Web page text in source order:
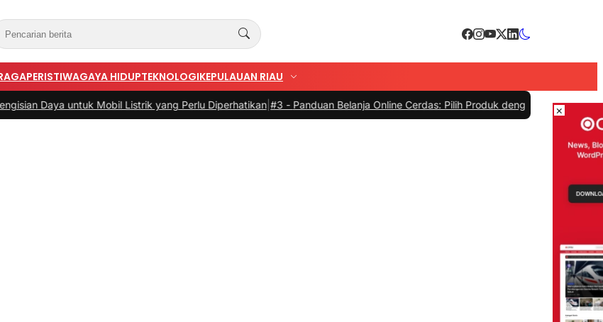
PERISTIWAGAYA HIDUPTEKNOLOGIKEPULAUAN RIAU
untuk Mobil Listrik yang Perlu Diperhatikan|#3 -Panduan Belanja Online Cerdas: Pilih Produk dengan Bijak dan Hindari
×